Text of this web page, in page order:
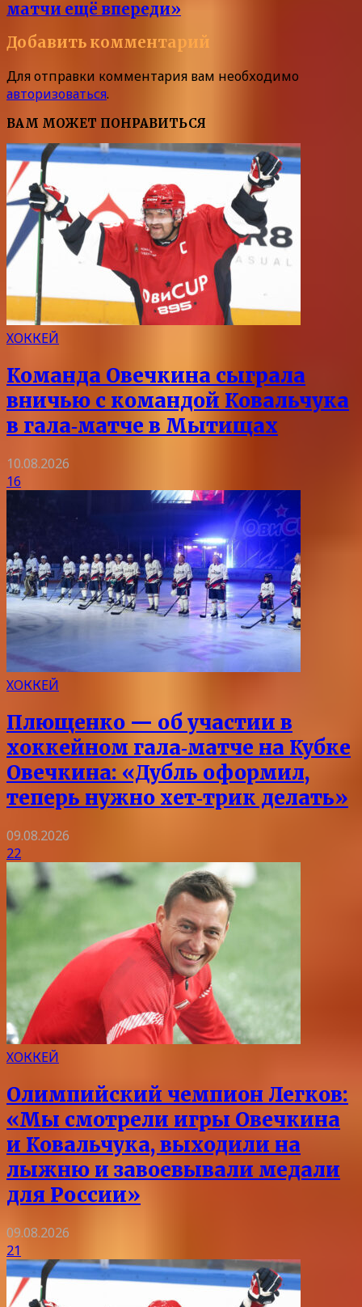
матчи ещё впереди»
Добавить комментарий
Для отправки комментария вам необходимо
авторизоваться.
ВАМ МОЖЕТ ПОНРАВИТЬСЯ
ХОККЕЙ
Команда Овечкина сыграла
вничью с командой Ковальчука
в гала‑матче в Мытищах
10.08.2026
16
ХОККЕЙ
Плющенко — об участии в
хоккейном гала‑матче на Кубке
Овечкина: «Дубль оформил,
теперь нужно хет‑трик делать»
09.08.2026
22
ХОККЕЙ
Олимпийский чемпион Легков:
«Мы смотрели игры Овечкина
и Ковальчука, выходили на
лыжню и завоевывали медали
для России»
09.08.2026
21